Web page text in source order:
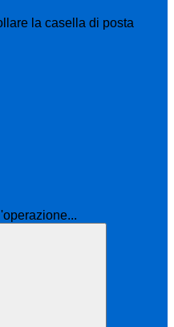
la casella di posta